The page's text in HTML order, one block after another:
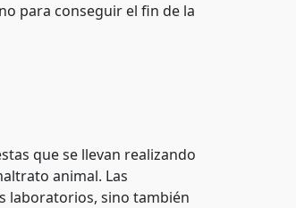
para conseguir el fin de la
que se llevan realizando
animal. Las
laboratorios, sino también